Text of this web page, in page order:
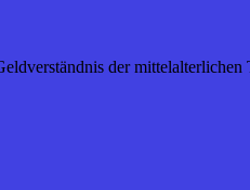
der mittelalterlichen